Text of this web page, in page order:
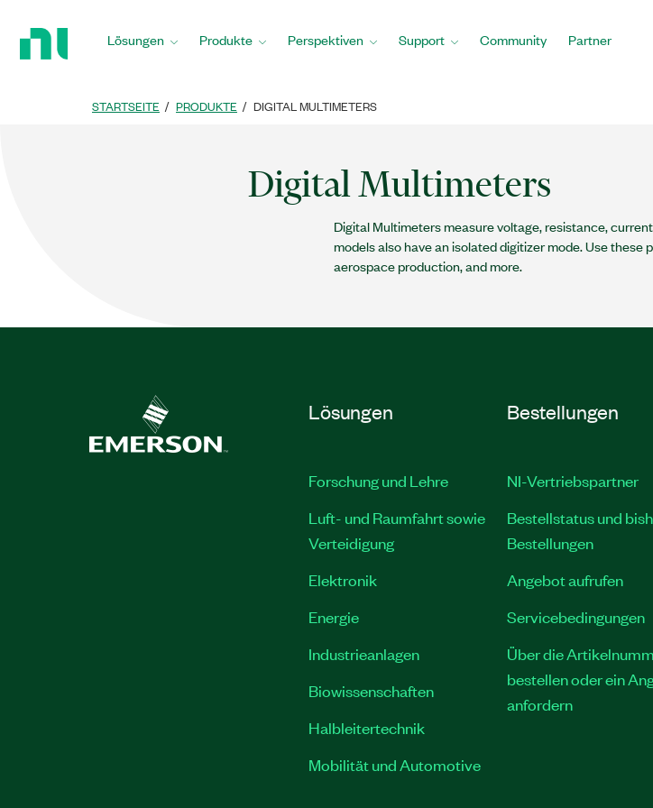
Lösungen Produkte Perspektiven Support Community Partner
STARTSEITE PRODUKTE DIGITAL MULTIMETERS
Digital Multimeters
Digital Multimeters measure voltage, resistance,
models also have an isolated digitizer mode. Use
aerospace production, and more.
Lösungen
Forschung und Lehre
Luft- und Raumfahrt sowie
Verteidigung
Elektronik
Energie
Industrieanlagen
Biowissenschaften
Halbleitertechnik
Mobilität und Automotive
Bestellungen
NI-Vertriebspartner
Bestellstatus und
Bestellungen
Angebot aufrufen
Servicebedingungen
Über die
bestellen oder ein
anfordern